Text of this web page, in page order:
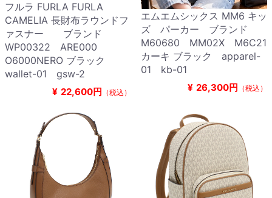
フルラ FURLA FURLA
CAMELIA 長財布ラウンドフ
ァスナー ブランド
WP00322 ARE000
O6000NERO ブラック
wallet-01 gsw-2
¥ 22,600円 （税込）
エムエムシックス MM6 キッ
ズ パーカー ブランド
M60680 MM02X M6C21
カーキ ブラック apparel-
01 kb-01
¥ 26,300円 （税込）